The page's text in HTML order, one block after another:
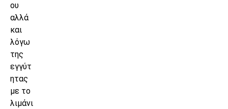
ου
αλλά
και
λόγω
της
εγγύτ
ητας
με το
λιμάνι